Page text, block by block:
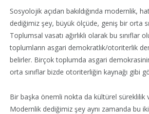
Sosyolojik açıdan bakıldığında modernlik,
dediğimiz şey, büyük ölçüde, geniş bir orta
Toplumsal vasatı ağırlıklı olarak bu sınıflar
toplumların asgari demokratlık/otoriterlik
belirler. Birçok toplumda asgari
orta sınıflar bizde otoriterliğin kaynağı gibi
Bir başka önemli nokta da kültürel süreklilik
Modernlik dediğimiz şey aynı zamanda bu